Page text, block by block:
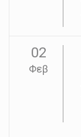
02
Φεβ